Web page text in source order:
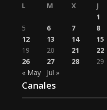
L
M X J
1
5
6 7 8
12
13 14 15
19
20 21 22
26
27 28 29
« May
Jul »
Canales